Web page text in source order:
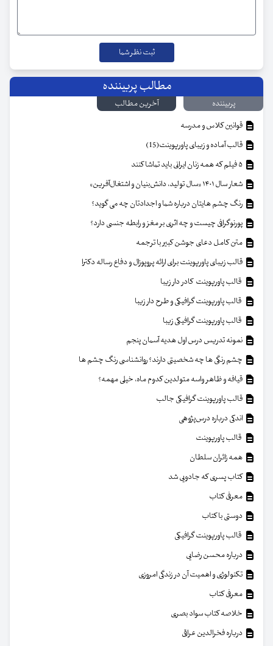
مطالب پربیننده
پربیننده
آخرین مطالب
قوانین کلاس و مدرسه
قالب آماده و زیبای پاورپوینت(15)
شعار سال ۱۴۰۱ «سال تولید، دانش‌بنیان و اشتغال‌آفرین»
رنگ چشم هایتان درباره شما و اجدادتان چه می گوید؟
پورنوگرافی چیست و چه اثری بر مغز و رابطه جنسی دارد؟
متن کامل دعای جوشن کبیر با ترجمه
قالب زیبای پاورپوینت برای ارائه پروپوزال و دفاع رساله دکترا
قالب پاورپوینت کادر دار زیبا
قالب پاورپوینت گرافیکی و طرح دار زیبا
قالب پاورپوینت گرافیکی زیبا
نمونه تدریس درس اول هدیه آسمان پنجم
چشم رنگی ها چه شخصیتی دارند؟ روانشناسی رنگ چشم ها
قیافه و ظاهر واسه متولدین کدوم ماه، خیلی مهمه؟
قالب پاورپوینت گرافیکی جالب
اندکی درباره درس‌پژوهی
قالب پاورپوینت
همه زائران سلطان
کتاب پسری که جادویی شد
معرفی کتاب
دوستی با کتاب
قالب پاورپوینت گرافیکی
درباره محسن رضایی
تکنولوژی و اهمیت آن در زندگی امروزی
معرفی کتاب
خلاصه کتاب سواد بصری
درباره فخرالدین عراقی